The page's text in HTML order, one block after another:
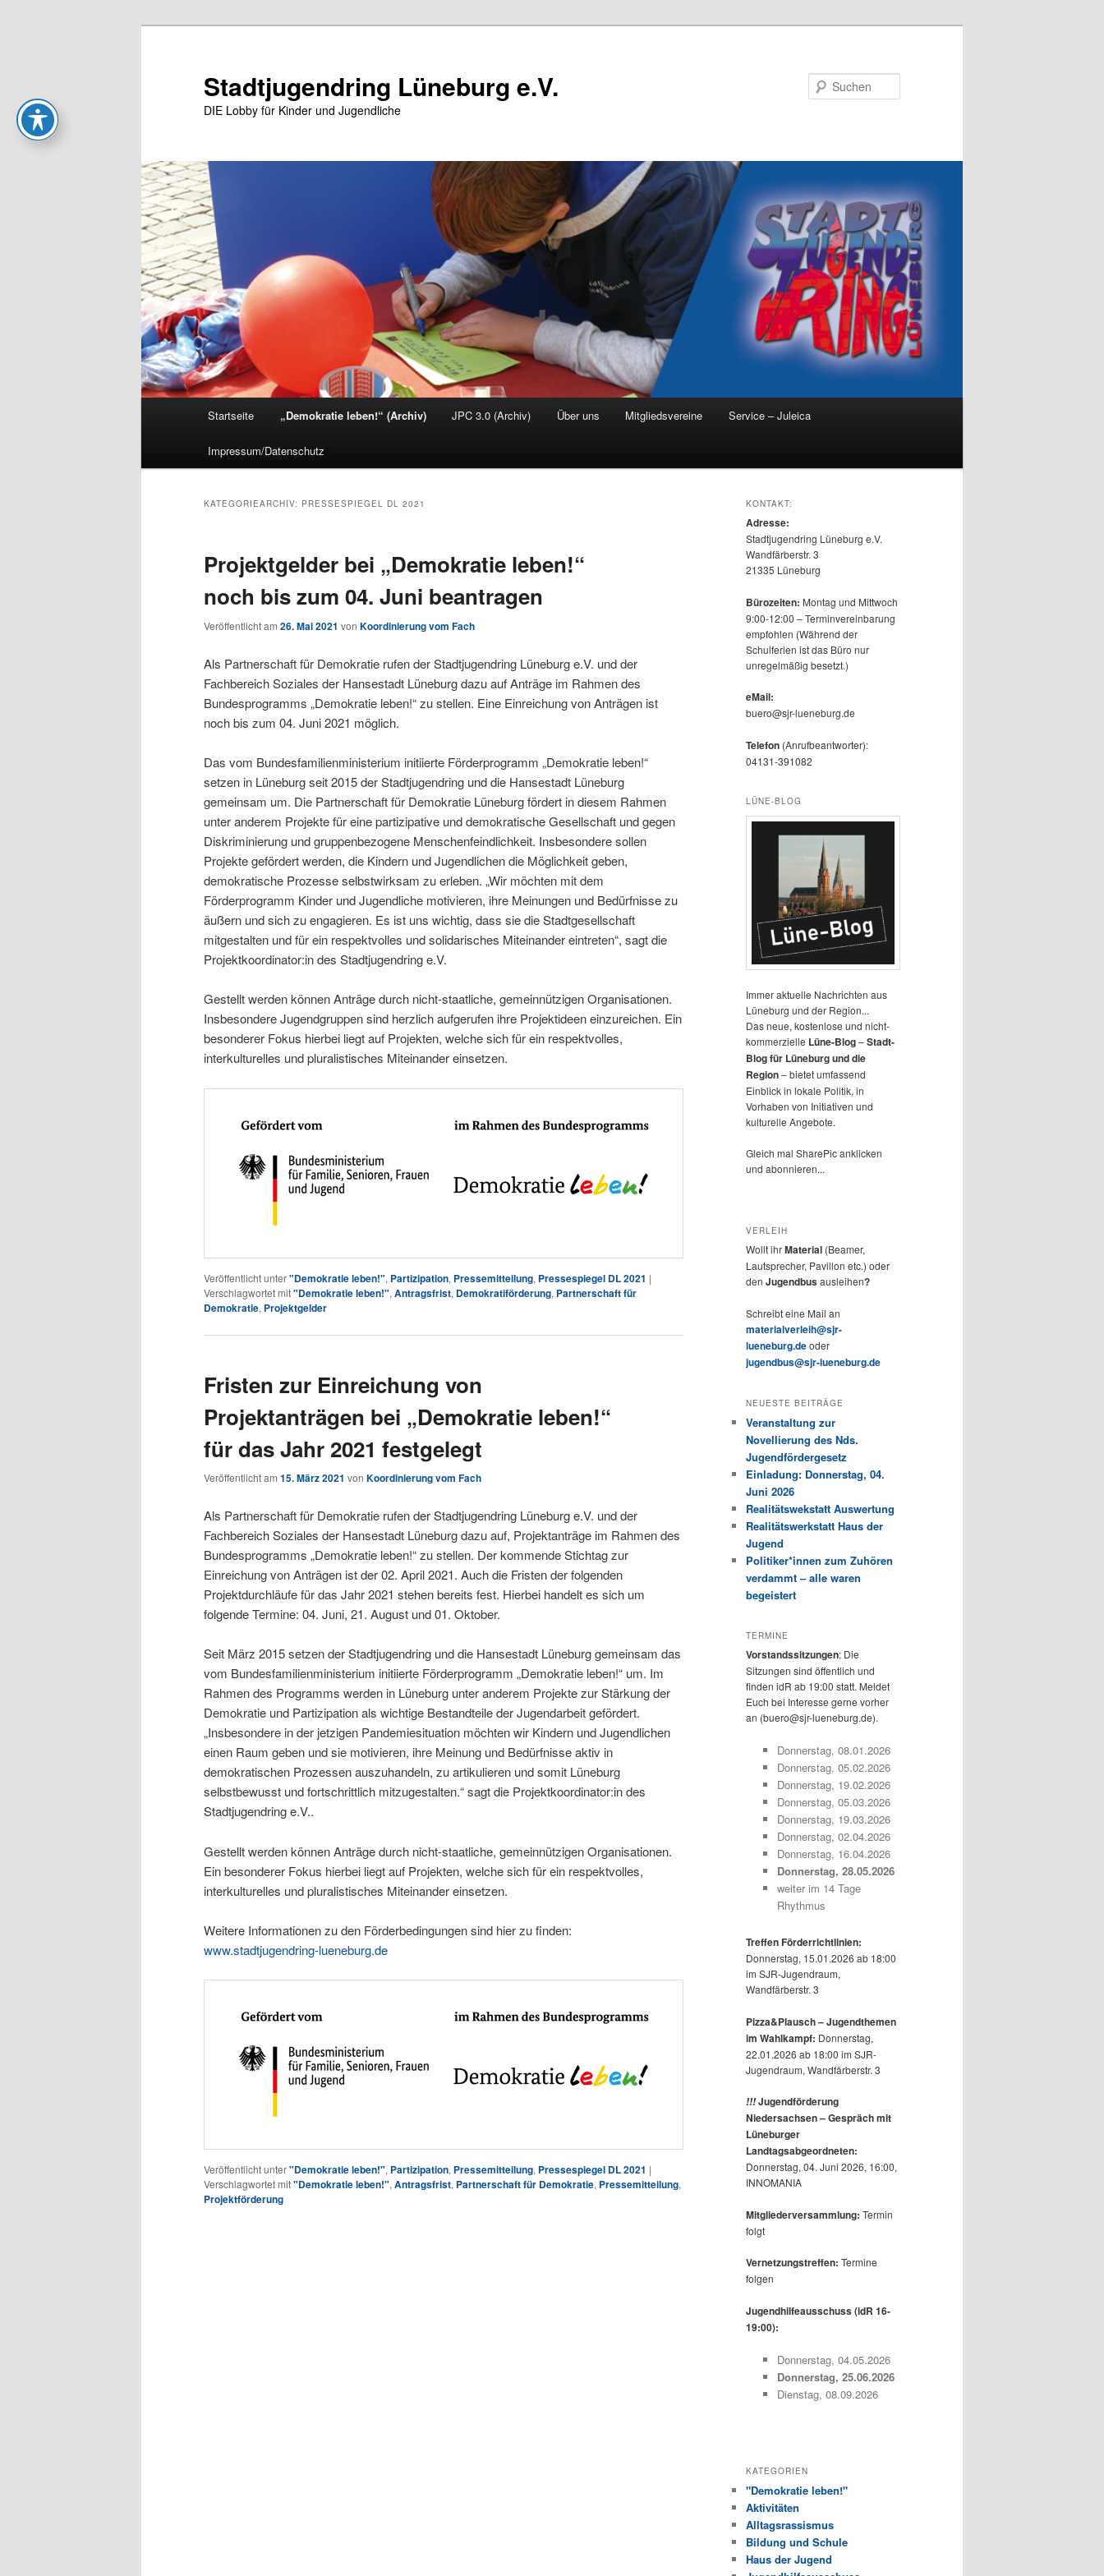
Stadtjugendring Lüneburg e.V.
DIE Lobby für Kinder und Jugendliche
Startseite „Demokratie leben!“ (Archiv) JPC 3.0 (Archiv) Über uns Mitgliedsvereine Service – Juleica
Impressum/Datenschutz
KATEGORIEARCHIV: PRESSESPIEGEL DL 2021
Projektgelder bei „Demokratie leben!“
noch bis zum 04. Juni beantragen
Veröffentlicht am 26. Mai 2021 von Koordinierung vom Fach
Als Partnerschaft für Demokratie rufen der Stadtjugendring Lüneburg e.V. und der
Fachbereich Soziales der Hansestadt Lüneburg dazu auf Anträge im Rahmen des
Bundesprogramms „Demokratie leben!“ zu stellen. Eine Einreichung von Anträgen ist
noch bis zum 04. Juni 2021 möglich.
Das vom Bundesfamilienministerium initiierte Förderprogramm „Demokratie leben!“
setzen in Lüneburg seit 2015 der Stadtjugendring und die Hansestadt Lüneburg
gemeinsam um. Die Partnerschaft für Demokratie Lüneburg fördert in diesem Rahmen
unter anderem Projekte für eine partizipative und demokratische Gesellschaft und gegen
Diskriminierung und gruppenbezogene Menschenfeindlichkeit. Insbesondere sollen
Projekte gefördert werden, die Kindern und Jugendlichen die Möglichkeit geben,
demokratische Prozesse selbstwirksam zu erleben. „Wir möchten mit dem
Förderprogramm Kinder und Jugendliche motivieren, ihre Meinungen und Bedürfnisse zu
äußern und sich zu engagieren. Es ist uns wichtig, dass sie die Stadtgesellschaft
mitgestalten und für ein respektvolles und solidarisches Miteinander eintreten“, sagt die
Projektkoordinator:in des Stadtjugendring e.V.
Gestellt werden können Anträge durch nicht-staatliche, gemeinnützigen Organisationen.
Insbesondere Jugendgruppen sind herzlich aufgerufen ihre Projektideen einzureichen. Ein
besonderer Fokus hierbei liegt auf Projekten, welche sich für ein respektvolles,
interkulturelles und pluralistisches Miteinander einsetzen.
Veröffentlicht unter"Demokratie leben!", Partizipation, Pressemitteilung, Pressespiegel DL 2021 |
Verschlagwortet mit"Demokratie leben!", Antragsfrist, Demokratiförderung, Partnerschaft für
Demokratie, Projektgelder
Fristen zur Einreichung von
Projektanträgen bei „Demokratie leben!“
für das Jahr 2021 festgelegt
Veröffentlicht am 15. März 2021 von Koordinierung vom Fach
Als Partnerschaft für Demokratie rufen der Stadtjugendring Lüneburg e.V. und der
Fachbereich Soziales der Hansestadt Lüneburg dazu auf, Projektanträge im Rahmen des
Bundesprogramms „Demokratie leben!“ zu stellen. Der kommende Stichtag zur
Einreichung von Anträgen ist der 02. April 2021. Auch die Fristen der folgenden
Projektdurchläufe für das Jahr 2021 stehen bereits fest. Hierbei handelt es sich um
folgende Termine: 04. Juni, 21. August und 01. Oktober.
Seit März 2015 setzen der Stadtjugendring und die Hansestadt Lüneburg gemeinsam das
vom Bundesfamilienministerium initiierte Förderprogramm „Demokratie leben!“ um. Im
Rahmen des Programms werden in Lüneburg unter anderem Projekte zur Stärkung der
Demokratie und Partizipation als wichtige Bestandteile der Jugendarbeit gefördert.
„Insbesondere in der jetzigen Pandemiesituation möchten wir Kindern und Jugendlichen
einen Raum geben und sie motivieren, ihre Meinung und Bedürfnisse aktiv in
demokratischen Prozessen auszuhandeln, zu artikulieren und somit Lüneburg
selbstbewusst und fortschrittlich mitzugestalten.“ sagt die Projektkoordinator:in des
Stadtjugendring e.V..
Gestellt werden können Anträge durch nicht-staatliche, gemeinnützigen Organisationen.
Ein besonderer Fokus hierbei liegt auf Projekten, welche sich für ein respektvolles,
interkulturelles und pluralistisches Miteinander einsetzen.
Weitere Informationen zu den Förderbedingungen sind hier zu finden:
www.stadtjugendring-lueneburg.de
Veröffentlicht unter"Demokratie leben!", Partizipation, Pressemitteilung, Pressespiegel DL 2021 |
Verschlagwortet mit"Demokratie leben!",Antragsfrist, Partnerschaft für Demokratie, Pressemitteilung,
Projektförderung
KONTAKT:
Adresse:
Stadtjugendring Lüneburg e.V.
Wandfärberstr. 3
21335 Lüneburg
Bürozeiten: Montag und Mittwoch
9:00-12:00 – Terminvereinbarung
empfohlen (Während der
Schulferien ist das Büro nur
unregelmäßig besetzt.)
eMail:
buero@sjr-lueneburg.de
Telefon (Anrufbeantworter):
04131-391082
LÜNE-BLOG
Immer aktuelle Nachrichten aus
Lüneburg und der Region...
Das neue, kostenlose und nicht-
kommerzielle Lüne-Blog–Stadt-
Blog für Lüneburg und die
Region– bietet umfassend
Einblick in lokale Politik, in
Vorhaben von Initiativen und
kulturelle Angebote.
Gleich mal SharePic anklicken
und abonnieren...
VERLEIH
Wollt ihrMaterial (Beamer,
Lautsprecher, Pavillon etc.) oder
den Jugendbusausleihen?
Schreibt eine Mail an
materialverleih@sjr-
lueneburg.deoder
jugendbus@sjr-lueneburg.de
NEUESTE BEITRÄGE
Veranstaltung zur
Novellierung des Nds.
Jugendfördergesetz
Einladung: Donnerstag, 04.
Juni 2026
Realitätswekstatt Auswertung
Realitätswerkstatt Haus der
Jugend
Politiker*innen zum Zuhören
verdammt – alle waren
begeistert
TERMINE
Vorstandssitzungen: Die
Sitzungen sind öffentlich und
finden idR ab 19:00 statt. Meldet
Euch bei Interesse gerne vorher
an (buero@sjr-lueneburg.de).
Donnerstag, 08.01.2026
Donnerstag, 05.02.2026
Donnerstag, 19.02.2026
Donnerstag, 05.03.2026
Donnerstag, 19.03.2026
Donnerstag, 02.04.2026
Donnerstag, 16.04.2026
Donnerstag, 28.05.2026
weiter im 14 Tage
Rhythmus
Treffen Förderrichtlinien:
Donnerstag, 15.01.2026 ab 18:00
im SJR-Jugendraum,
Wandfärberstr. 3
Pizza&Plausch – Jugendthemen
im Wahlkampf: Donnerstag,
22.01.2026 ab 18:00 im SJR-
Jugendraum, Wandfärberstr. 3
!!!Jugendförderung
Niedersachsen – Gespräch mit
Lüneburger
Landtagsabgeordneten:
Donnerstag, 04. Juni 2026, 16:00,
INNOMANIA
Mitgliederversammlung: Termin
folgt
Vernetzungstreffen: Termine
folgen
Jugendhilfeausschuss (idR 16-
19:00):
Donnerstag, 04.05.2026
Donnerstag, 25.06.2026
Dienstag, 08.09.2026
KATEGORIEN
"Demokratie leben!"
Aktivitäten
Alltagsrassismus
Bildung und Schule
Haus der Jugend